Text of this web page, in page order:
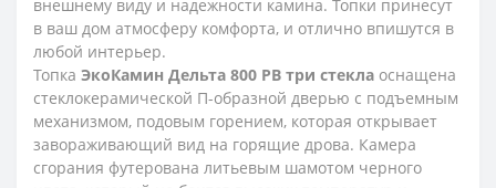
внешнему виду и надежности камина. Топки принесут
в ваш дом атмосферу комфорта, и отлично впишутся в
любой интерьер.
Топка ЭкоКамин Дельта 800 PB три стекла оснащена
стеклокерамической П-образной дверью с подъемным
механизмом, подовым горением, которая открывает
завораживающий вид на горящие дрова. Камера
сгорания футерована литьевым шамотом черного